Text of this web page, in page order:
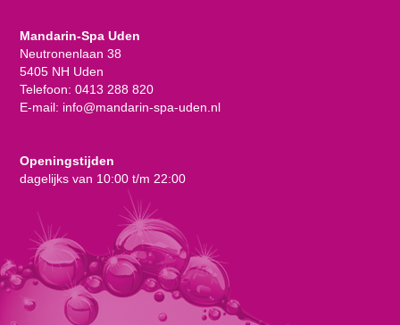
Mandarin-Spa Uden
Neutronenlaan 38
5405 NH Uden
Telefoon: 0413 288 820
E-mail: info@mandarin-spa-uden.nl
Openingstijden
dagelijks van 10:00 t/m 22:00